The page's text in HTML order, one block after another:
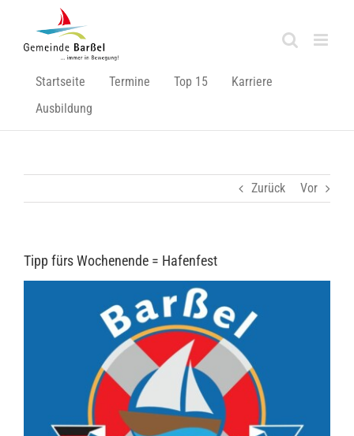
springen
Startseite Termine Top 15
Karriere
Ausbildung
Zurück Vor
Tipp fürs Wochenende = Hafenfest